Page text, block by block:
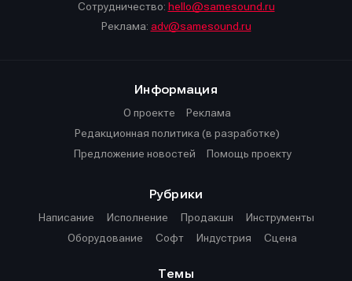
Сотрудничество: hello@samesound.ru
Реклама: adv@samesound.ru
Информация
О проекте
Реклама
Редакционная политика (в разработке)
Предложение новостей
Помощь проекту
Рубрики
Написание
Исполнение Продакшн
Инструменты
Оборудование
Софт Индустрия Сцена
Темы